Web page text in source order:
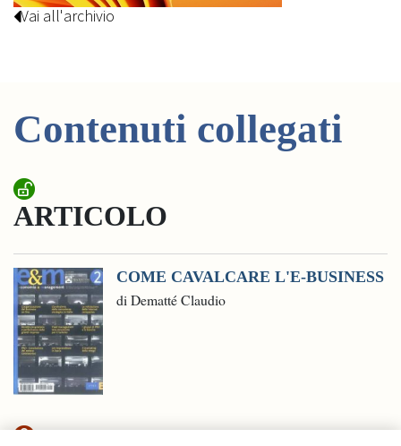
Vai all'archivio
Contenuti collegati
ARTICOLO
COME CAVALCARE L'E-BUSINESS
di Dematté Claudio